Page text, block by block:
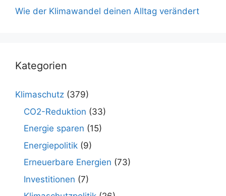
Wie der Klimawandel deinen Alltag verändert
Kategorien
Klimaschutz (379)
CO2-Reduktion (33)
Energie sparen (15)
Energiepolitik (9)
Erneuerbare Energien (73)
Investitionen (7)